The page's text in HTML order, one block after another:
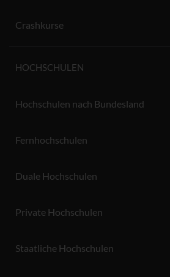
Crashkurse
HOCHSCHULEN
Hochschulen nach Bundesland
Fernhochschulen
Duale Hochschulen
Private Hochschulen
Staatliche Hochschulen